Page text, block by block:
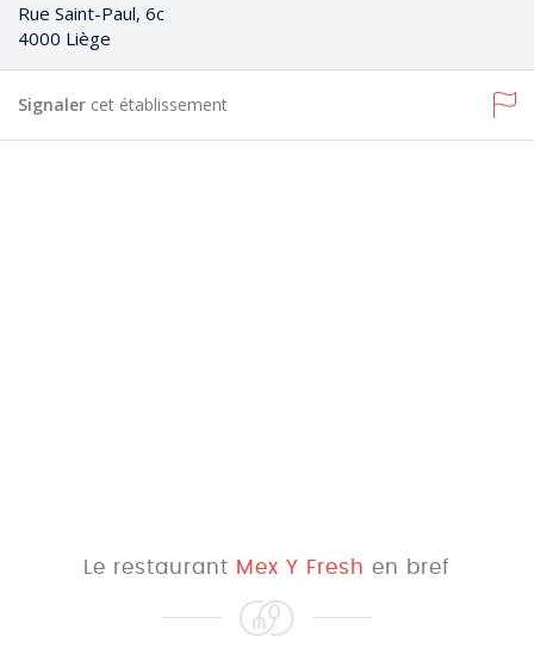
Rue Saint-Paul, 6c
4000 Liège
Signaler cet établissement
Le restaurant Mex Y Fresh en bref